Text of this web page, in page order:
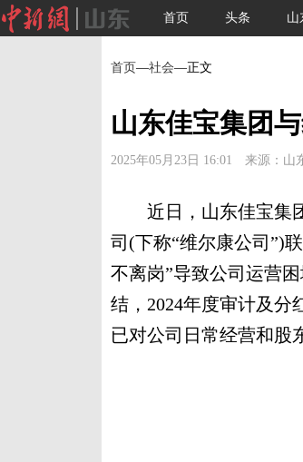
首页 头条 山
首页—社会—正文
山东佳宝集团
2025年05月23日 16:01 来源：山
近日，山东佳宝集团
司(下称“维尔康公司”)
不离岗”导致公司运营
结，2024年度审计及分
已对公司日常经营和股